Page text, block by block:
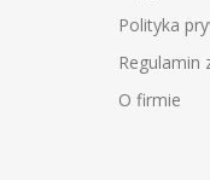
Polityka
Regulamin
O firmie